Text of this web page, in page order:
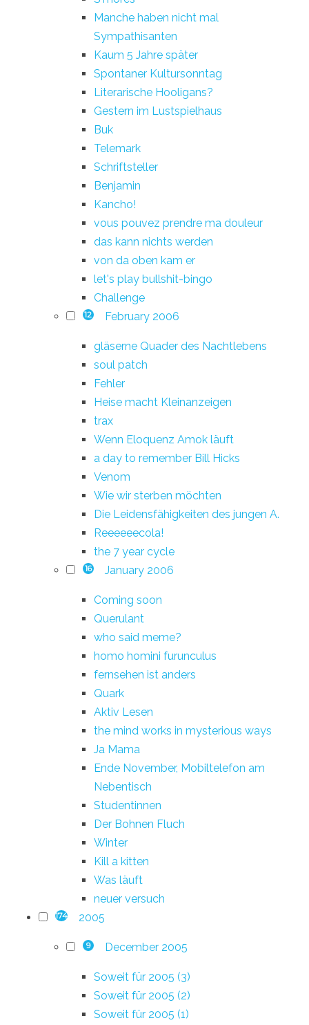
Manche haben nicht mal
Sympathisanten
Kaum 5 Jahre später
Spontaner Kultursonntag
Literarische Hooligans?
Gestern im Lustspielhaus
Buk
Telemark
Schriftsteller
Benjamin
Kancho!
vous pouvez prendre ma douleur
das kann nichts werden
von da oben kam er
let's play bullshit-bingo
Challenge
12 February 2006
gläserne Quader des Nachtlebens
soul patch
Fehler
Heise macht Kleinanzeigen
trax
Wenn Eloquenz Amok läuft
a day to remember Bill Hicks
Venom
Wie wir sterben möchten
Die Leidensfähigkeiten des jungen A.
Reeeeeecola!
the 7 year cycle
16 January 2006
Coming soon
Querulant
who said meme?
homo homini furunculus
fernsehen ist anders
Quark
Aktiv Lesen
the mind works in mysterious ways
Ja Mama
Ende November, Mobiltelefon am
Nebentisch
Studentinnen
Der Bohnen Fluch
Winter
Kill a kitten
Was läuft
neuer versuch
174 2005
9 December 2005
Soweit für 2005 (3)
Soweit für 2005 (2)
Soweit für 2005 (1)